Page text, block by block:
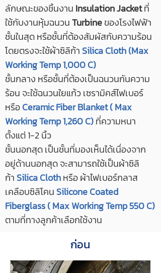
ลักษณะของชิ้นงาน Insulation Jacketที่
ใช้กับงานหุ้มฉนวนTurbineของโรงไฟฟ้า
ชั้นในสุด หรือชั้นที่ต้องสัมผัสกับความร้อน
โดยตรงจะใช้ผ้าซิลิก้า Silica Cloth (Max
Working Temp 1,000 C)
ชั้นกลาง หรือชั้นที่ต้องเป็นฉนวนกันความ
ร้อน จะใช้ฉนวนใยแก้ว เซรามิคส์ไฟเบอร์
หรือCeramic Fiber Blanket ( Max
Working Temp 1,260 C)ที่ความหนา
ตั้งแต่ 1-2 นิ้ว
ชั้นนอกสุด เป็นชั้นที่มองเห็นได้เนื่องจาก
อยู่ด้านนอกสุด จะสามารถใช้เป็นผ้าซิลิ
ก้า Silica Clothหรือ ผ้าไฟเบอร์กลาส
เคลือบซิลิโคน Silicone Coated
Fiberglass ( Max Working Temp 550 C)
ตามที่ทางลูกค้าเลือกใช้งาน
ก่อน